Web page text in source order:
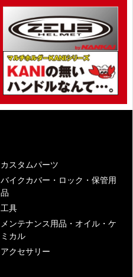
カスタムパーツ
バイクカバー・ロック・保管用
品
工具
メンテナンス用品・オイル・ケ
ミカル
アクセサリー